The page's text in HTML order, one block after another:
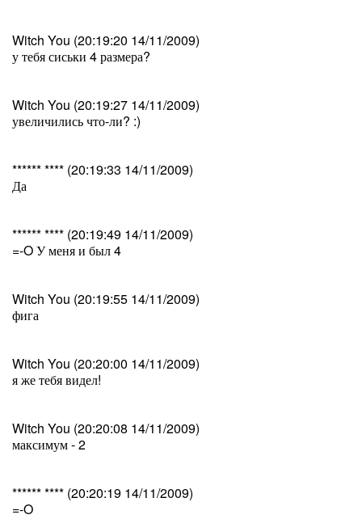
Witch You (20:19:20 14/11/2009)
у тебя сиськи 4 размера?
Witch You (20:19:27 14/11/2009)
увеличились что-ли? :)
****** **** (20:19:33 14/11/2009)
Да
****** **** (20:19:49 14/11/2009)
=-O У меня и был 4
Witch You (20:19:55 14/11/2009)
фига
Witch You (20:20:00 14/11/2009)
я же тебя видел!
Witch You (20:20:08 14/11/2009)
максимум - 2
****** **** (20:20:19 14/11/2009)
=-O